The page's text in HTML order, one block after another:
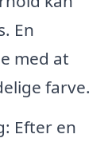
En
med at
farve.
Efter en